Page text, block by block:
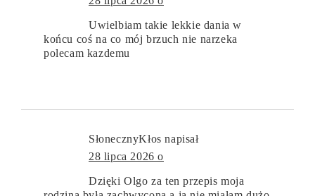
Uwielbiam takie lekkie dania w
końcu coś na co mój brzuch nie narzeka
polecam kazdemu
SłonecznyKłos napisał
28 lipca 2026 o
Dzięki Olgo za ten przepis moja